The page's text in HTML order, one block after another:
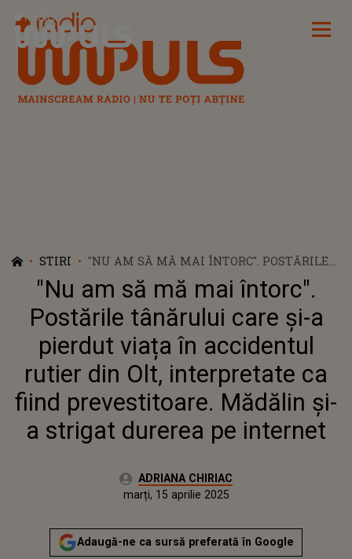
Radio Impuls
STIRI
"NU AM SĂ MĂ MAI ÎNTORC". POSTĂRILE
TÂNĂRULUI CARE ȘI-A PIERDUT VIAȚA ÎN
ACCIDENTUL RUTIER DIN OLT,
INTERPRETATE CA FIIND PREVESTITOARE.
MĂDĂLIN ȘI-A STRIGAT DUREREA PE
INTERNET
"Nu am să mă mai întorc".
Postările tânărului care și-a
pierdut viața în accidentul
rutier din Olt, interpretate ca
fiind prevestitoare. Mădălin și-
a strigat durerea pe internet
Autor:ADRIANA CHIRIAC
Actualizat:
marți, 15 aprilie 2025
Adaugă-ne ca sursă preferată în Google